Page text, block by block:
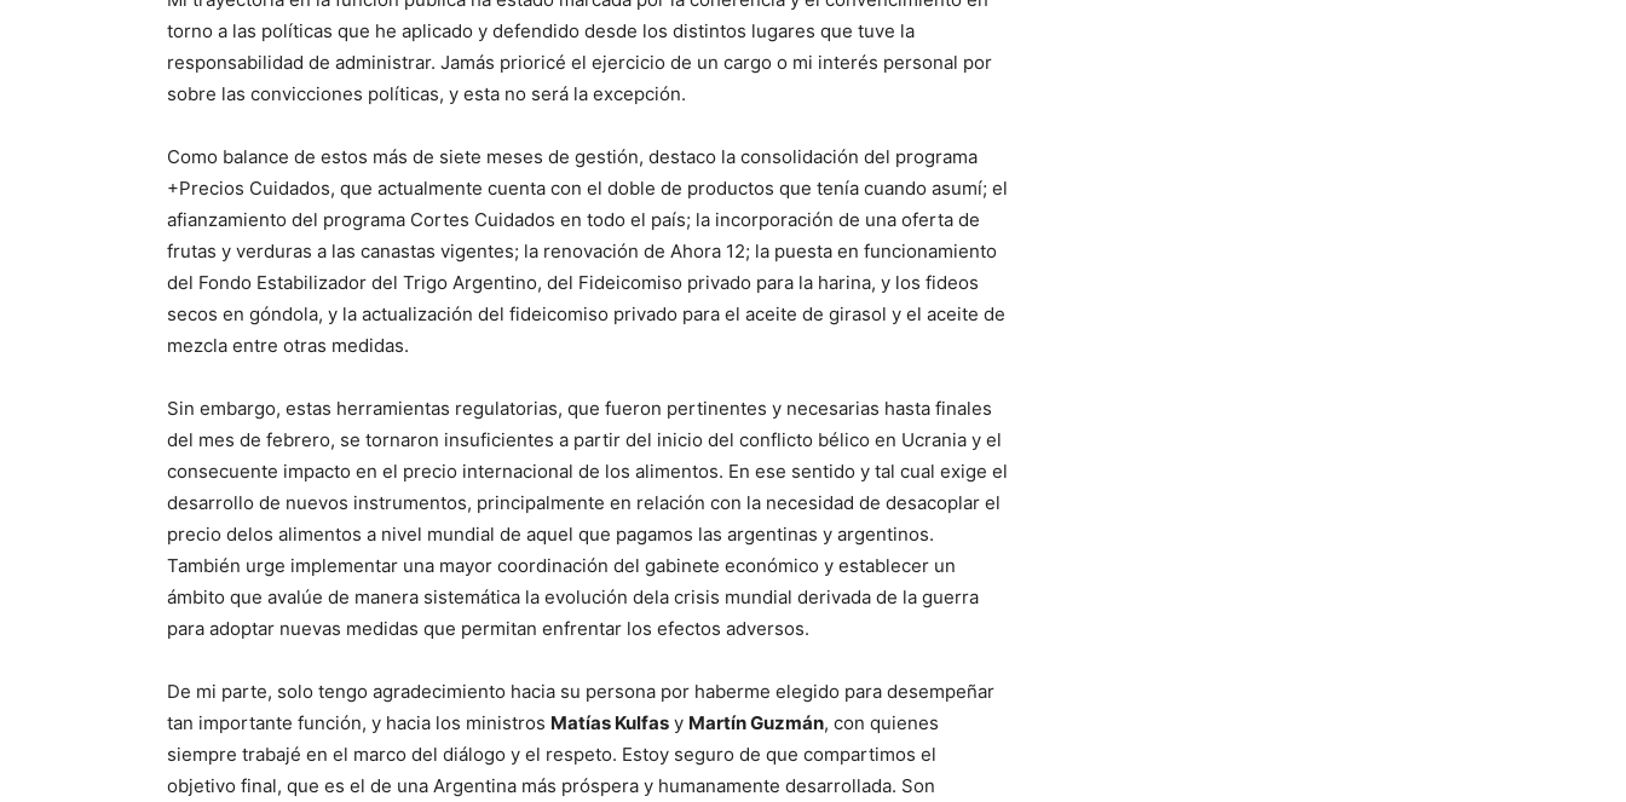
torno a las políticas que he aplicado y defendido desde los distintos lugares que tuve la
responsabilidad de administrar. Jamás prioricé el ejercicio de un cargo o mi interés personal por
sobre las convicciones políticas, y esta no será la excepción.
Como balance de estos más de siete meses de gestión, destaco la consolidación del programa
+Precios Cuidados, que actualmente cuenta con el doble de productos que tenía cuando asumí; el
afianzamiento del programa Cortes Cuidados en todo el país; la incorporación de una oferta de
frutas y verduras a las canastas vigentes; la renovación de Ahora 12; la puesta en funcionamiento
del Fondo Estabilizador del Trigo Argentino, del Fideicomiso privado para la harina, y los fideos
secos en góndola, y la actualización del fideicomiso privado para el aceite de girasol y el aceite de
mezcla entre otras medidas.
Sin embargo, estas herramientas regulatorias, que fueron pertinentes y necesarias hasta finales
del mes de febrero, se tornaron insuficientes a partir del inicio del conflicto bélico en Ucrania y el
consecuente impacto en el precio internacional de los alimentos. En ese sentido y tal cual exige el
desarrollo de nuevos instrumentos, principalmente en relación con la necesidad de desacoplar el
precio delos alimentos a nivel mundial de aquel que pagamos las argentinas y argentinos.
También urge implementar una mayor coordinación del gabinete económico y establecer un
ámbito que avalúe de manera sistemática la evolución dela crisis mundial derivada de la guerra
para adoptar nuevas medidas que permitan enfrentar los efectos adversos.
De mi parte, solo tengo agradecimiento hacia su persona por haberme elegido para desempeñar
tan importante función, y hacia los ministros Matías Kulfas y Martín Guzmán, con quienes
siempre trabajé en el marco del diálogo y el respeto. Estoy seguro de que compartimos el
objetivo final, que es el de una Argentina más próspera y humanamente desarrollada. Son